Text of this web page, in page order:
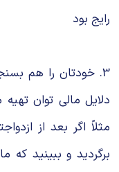
رایج بود‎
3. خودتان را هم
دلایل مالی توان
مثلاً اگر بعد از
برگردید و ببینید که